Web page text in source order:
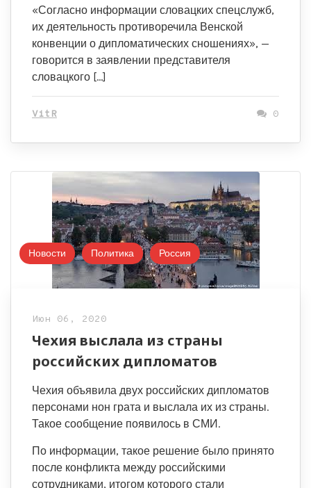
«Согласно информации словацких спецслужб,
их деятельность противоречила Венской
конвенции о дипломатических сношениях», —
говорится в заявлении представителя
словацкого […]
VitR 0
Новости Политика Россия
Июн 06, 2020
Чехия выслала из страны
российских дипломатов
Чехия объявила двух российских дипломатов
персонами нон грата и выслала их из страны.
Такое сообщение появилось в СМИ.
По информации, такое решение было принято
после конфликта между российскими
сотрудниками, итогом которого стали